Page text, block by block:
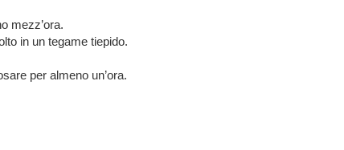
mezz’ora.
in un tegame tiepido.
per almeno un’ora.